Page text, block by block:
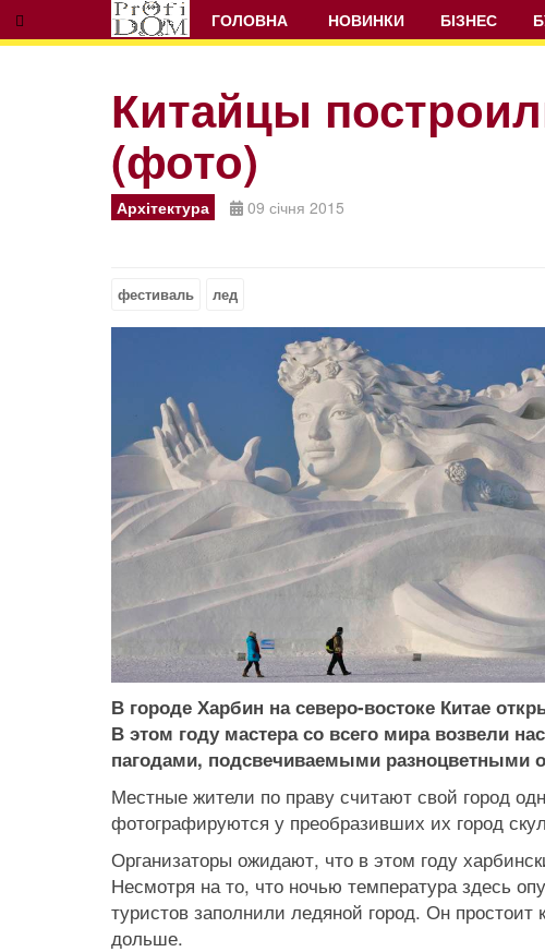
ГОЛОВНА НОВИНКИ БІЗНЕС
Китайцы
(фото)
Архітектура 09 січня 2015
фестиваль лед
В городе Харбин на северо-востоке Китае
В этом году мастера со всего мира возвели
пагодами, подсвечиваемыми разноцветными
Местные жители по праву считают свой город
фотографируются у преобразивших их город
Организаторы ожидают, что в этом году
Несмотря на то, что ночью температура здесь
туристов заполнили ледяной город. Он
дольше.
Prev